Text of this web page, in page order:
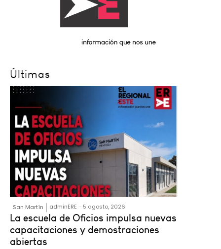
Últimas
San Martín adminERE - 5 agosto, 2026
La escuela de Oficios impulsa nuevas
capacitaciones y demostraciones
abiertas